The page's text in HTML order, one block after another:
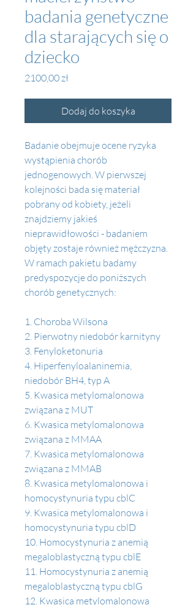
badania genetyczne
dla starających się o
dziecko
2100,00 złCena
Dodaj do koszyka
Badanie obejmuje ocene ryzyka
wystąpienia chorób
jednogenowych. W pierwszej
kolejności bada się materiał
pobrany od kobiety, jeżeli
znajdziemy jakieś
nieprawidłowości - badaniem
objęty zostaje również mężczyzna.
W ramach pakietu badamy
predyspozycje do poniższych
chorób genetycznych:
1. Choroba Wilsona
2. Pierwotny niedobór karnityny
3. Fenyloketonuria
4. Hiperfenyloalaninemia,
niedobór BH4, typ A
5. Kwasica metylomalonowa
związana z MUT
6. Kwasica metylomalonowa
związana z MMAA
7. Kwasica metylomalonowa
związana z MMAB
8. Kwasica metylomalonowa i
homocystynuria typu cblC
9. Kwasica metylomalonowa i
homocystynuria typu cblD
10. Homocystynuria z anemią
megaloblastyczną typu cblE
11. Homocystynuria z anemią
megaloblastyczną typu cblG
12. Kwasica metylomalonowa